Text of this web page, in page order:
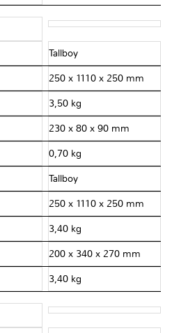
Tallboy
250 x 1110 x 250 mm
3,50 kg
230 x 80 x 90 mm
0,70 kg
Tallboy
250 x 1110 x 250 mm
3,40 kg
200 x 340 x 270 mm
3,40 kg